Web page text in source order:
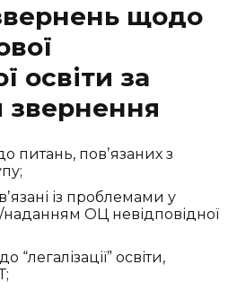
щодо
освіти за
питань, повʼязаних з
із проблемами у
наданням ОЦ невідповідної
освіти,